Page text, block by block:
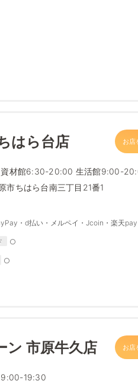
はら台店 お店
資材館6:30-20:00 生活館9:00-
市ちはら台南三丁目21番1
・d払い・メルペイ・Jcoin・楽天pay
○
○
ン 市原牛久店 お店
9:00-19:30